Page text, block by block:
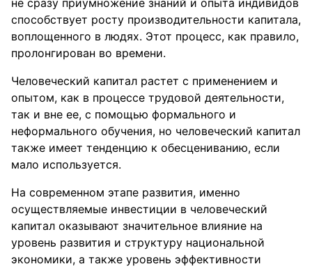
не сразу приумножение знаний и опыта индивидов
способствует росту производительности капитала,
воплощенного в людях. Этот процесс, как правило,
пролонгирован во времени.
Человеческий капитал растет с применением и
опытом, как в процессе трудовой деятельности,
так и вне ее, с помощью формального и
неформального обучения, но человеческий капитал
также имеет тенденцию к обесцениванию, если
мало используется.
На современном этапе развития, именно
осуществляемые инвестиции в человеческий
капитал оказывают значительное влияние на
уровень развития и структуру национальной
экономики, а также уровень эффективности